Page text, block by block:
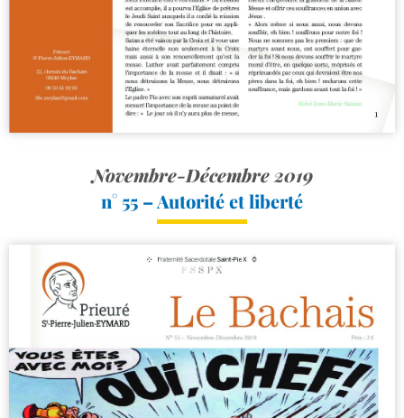
Novembre-Décembre 2019
n° 55 – Autorité et liberté